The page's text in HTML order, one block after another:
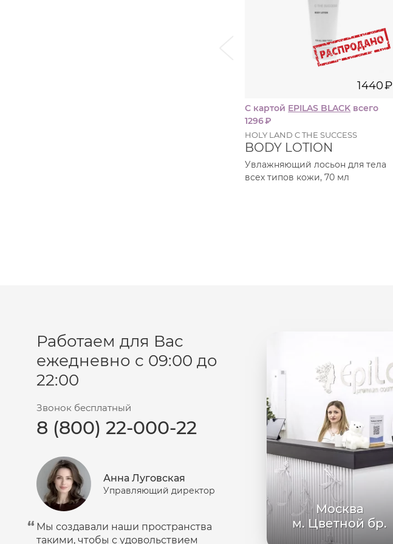
1440₽
С картой EPILAS BLACK всего
1296₽
HOLY LAND C THE SUCCESS
BODY LOTION
Увлажняющий лосьон для тела
всех типов кожи, 70 мл
Работаем для Вас
ежедневно с 09:00 до
22:00
Звонок бесплатный
8 (800) 22-000-22
Анна Луговская
Управляющий директор
Мы создавали наши пространства
такими, чтобы с удовольствием